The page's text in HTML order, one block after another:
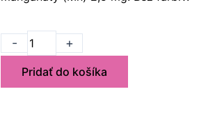
-
množstvo
RENO
+
Pridať do košíka